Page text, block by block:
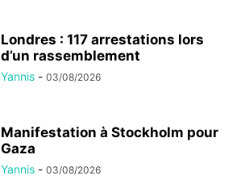
Londres : 117 arrestations lors
d’un rassemblement
Yannis - 03/08/2026
Manifestation à Stockholm pour
Gaza
Yannis - 03/08/2026